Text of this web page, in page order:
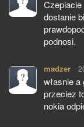
dostanie
podnosi.
madzer
własnie
przeciez
nokia